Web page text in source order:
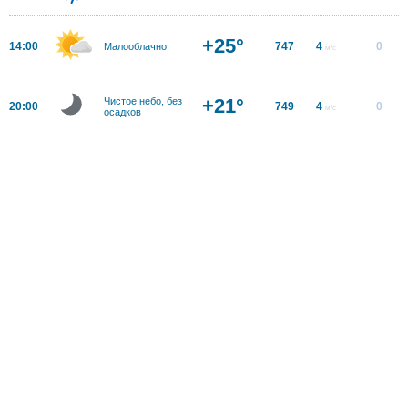
14:00 Малооблачно +25° 747 4 м/с 0
20:00
Чистое небо, без
осадков
+21° 749 4 м/с 0